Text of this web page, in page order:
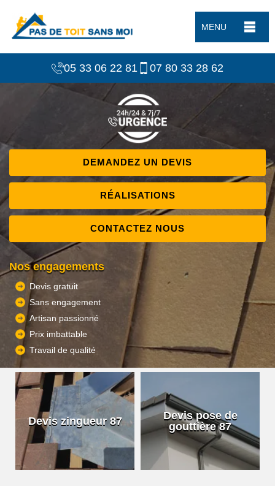
MENU
05 33 06 22 81 07 80 33 28 62
DEMANDEZ UN DEVIS
RÉALISATIONS
CONTACTEZ NOUS
Nos engagements
Devis gratuit
Sans engagement
Artisan passionné
Prix imbattable
Travail de qualité
Devis zingueur 87
Devis pose de
gouttière 87